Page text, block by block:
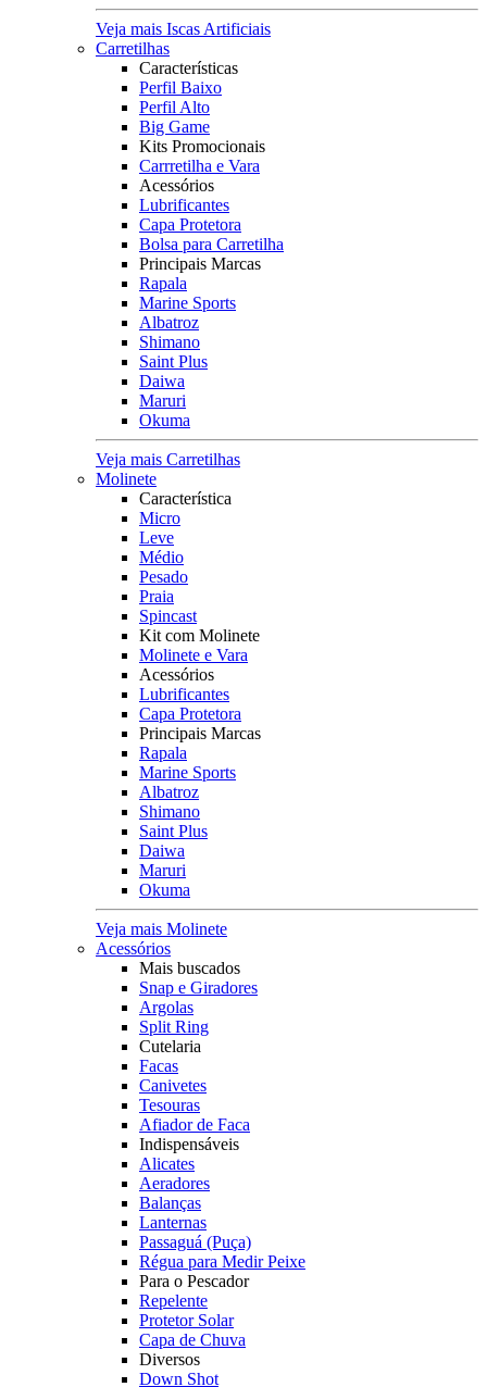
Veja mais Iscas Artificiais
Carretilhas
Características
Perfil Baixo
Perfil Alto
Big Game
Kits Promocionais
Carrretilha e Vara
Acessórios
Lubrificantes
Capa Protetora
Bolsa para Carretilha
Principais Marcas
Rapala
Marine Sports
Albatroz
Shimano
Saint Plus
Daiwa
Maruri
Okuma
Veja mais Carretilhas
Molinete
Característica
Micro
Leve
Médio
Pesado
Praia
Spincast
Kit com Molinete
Molinete e Vara
Acessórios
Lubrificantes
Capa Protetora
Principais Marcas
Rapala
Marine Sports
Albatroz
Shimano
Saint Plus
Daiwa
Maruri
Okuma
Veja mais Molinete
Acessórios
Mais buscados
Snap e Giradores
Argolas
Split Ring
Cutelaria
Facas
Canivetes
Tesouras
Afiador de Faca
Indispensáveis
Alicates
Aeradores
Balanças
Lanternas
Passaguá (Puça)
Régua para Medir Peixe
Para o Pescador
Repelente
Protetor Solar
Capa de Chuva
Diversos
Down Shot